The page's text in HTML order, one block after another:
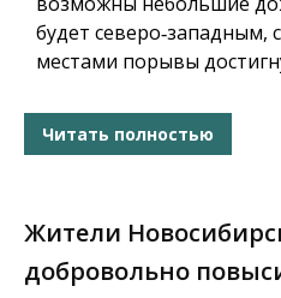
будет северо‑западным,
местами порывы
Читать полностью
Жители
добровольно